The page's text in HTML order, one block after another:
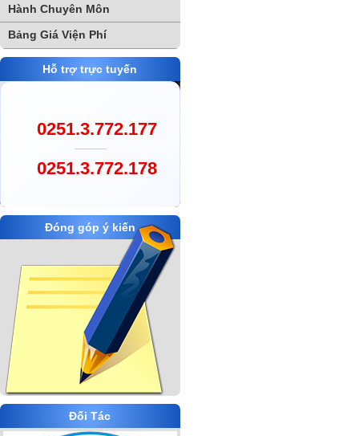
Hành Chuyên Môn
Bảng Giá Viện Phí
Hỗ trợ trực tuyến
0251.3.772.177
0251.3.772.178
Đóng góp ý kiến
Đối Tác